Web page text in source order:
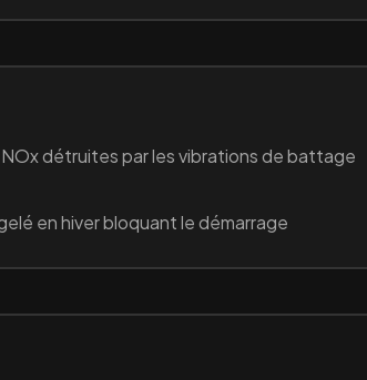
détruites par les vibrations de battage
en hiver bloquant le démarrage